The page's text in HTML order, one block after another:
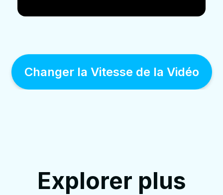
Changer la Vitesse de la Vidéo
Explorer plus